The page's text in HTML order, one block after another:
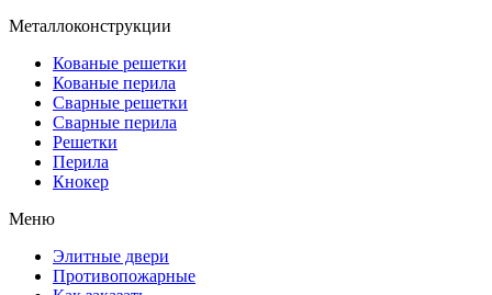
Металлоконструкции
Кованые решетки
Кованые перила
Сварные решетки
Сварные перила
Решетки
Перила
Кнокер
Меню
Элитные двери
Противопожарные